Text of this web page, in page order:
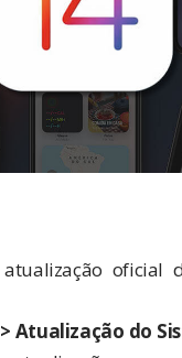
oficial
Atualização do